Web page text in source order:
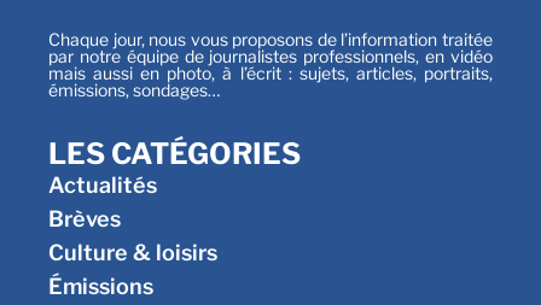
Chaque jour, nous vous proposons de l’information traitée
par notre équipe de journalistes professionnels, en vidéo
mais aussi en photo, à l’écrit : sujets, articles, portraits,
émissions, sondages…
LES CATÉGORIES
Actualités
Brèves
Culture & loisirs
Émissions